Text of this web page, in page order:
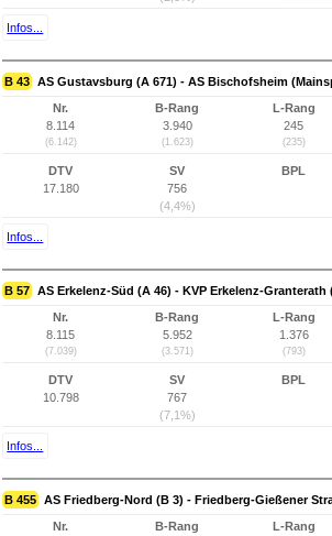
Infos...
B 43 AS Gustavsburg (A 671) - AS Bischofsheim
Nr.
8.114
(6.142)
B-Rang
3.940
(1.623)
L-Rang
245
(235)
DTV
17.180
SV
756
(4,4%)
BPL
Infos...
B 57 AS Erkelenz-Süd (A 46) - KVP Erkelenz-Granterath
Nr.
8.115
(7.039)
B-Rang
5.952
(3.571)
L-Rang
1.376
(793)
DTV
10.798
SV
767
(7,1%)
BPL
Infos...
B 455 AS Friedberg-Nord (B 3) - Friedberg-Gießener
Nr.
B-Rang
L-Rang